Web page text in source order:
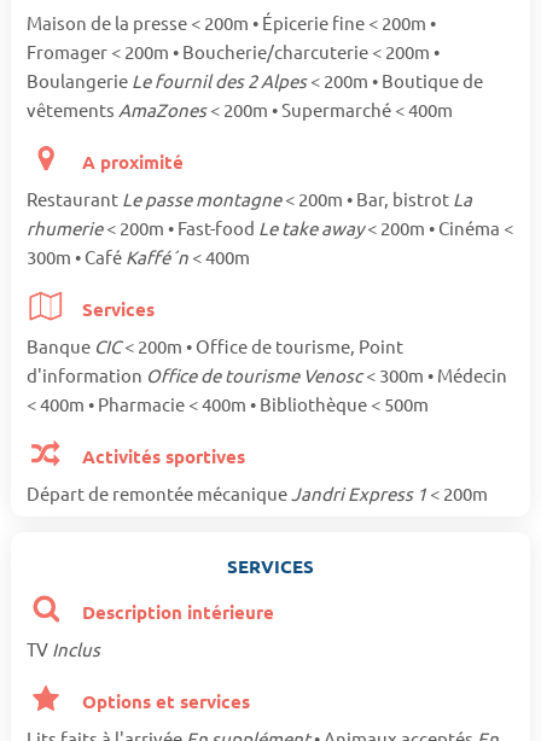
Maison de la presse < 200m • Épicerie fine < 200m •
Fromager < 200m • Boucherie/charcuterie < 200m •
Boulangerie Le fournil des 2 Alpes< 200m • Boutique de
vêtements AmaZones< 200m • Supermarché < 400m
A proximité
Restaurant Le passe montagne< 200m • Bar, bistrot La
rhumerie< 200m • Fast-food Le take away< 200m • Cinéma <
300m • Café Kaffé´n < 400m
Services
Banque CIC< 200m • Office de tourisme, Point
d'information Office de tourisme Venosc< 300m • Médecin
< 400m • Pharmacie < 400m • Bibliothèque < 500m
Activités sportives
Départ de remontée mécanique Jandri Express 1 < 200m
SERVICES
Description intérieure
TV Inclus
Options et services